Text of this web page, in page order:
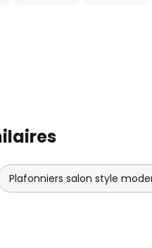
Plafonniers salon style